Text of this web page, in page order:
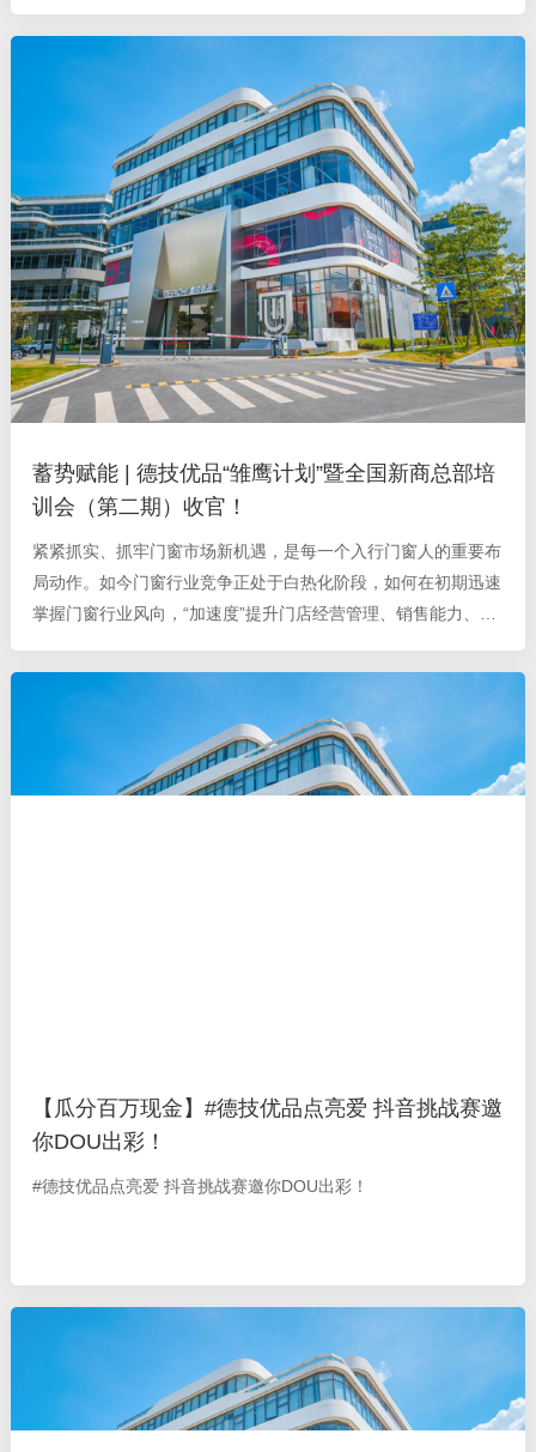
蓄势赋能 | 德技优品“雏鹰计划”暨全国新商总部培
训会（第二期）收官！
紧紧抓实、抓牢门窗市场新机遇，是每一个入行门窗人的重要布
局动作。如今门窗行业竞争正处于白热化阶段，如何在初期迅速
掌握门窗行业风向，“加速度”提升门店经营管理、销售能力、产
力帮扶新商适应终端
【瓜分百万现金】#德技优品点亮爱 抖音挑战赛邀
你DOU出彩！
#德技优品点亮爱 抖音挑战赛邀你DOU出彩！